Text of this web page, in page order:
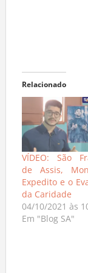
Relacionado
VÍDEO: São
de Assis,
Expedito e o
da Caridade
04/10/2021 às
Em "Blog SA"